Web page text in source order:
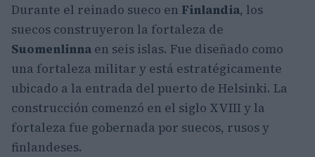
Durante el reinado sueco en Finlandia, los
suecos construyeron la fortaleza de
Suomenlinna en seis islas. Fue diseñado como
una fortaleza militar y está estratégicamente
ubicado a la entrada del puerto de Helsinki. La
construcción comenzó en el siglo XVIII y la
fortaleza fue gobernada por suecos, rusos y
finlandeses.